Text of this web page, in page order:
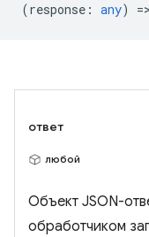
(response : any) =>
ответ
любой
Объект JSON-
обработчиком